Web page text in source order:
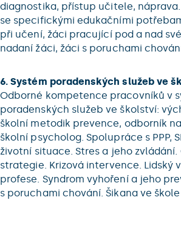
diagnostika, přístup učitele,
se specifickými edukačními
při učení, žáci pracující pod a nad
nadaní žáci, žáci s poruchami
6. Systém poradenských služeb ve
Odborné kompetence pracovníků v
poradenských služeb ve školství:
školní metodik prevence, odborník na
školní psycholog. Spolupráce s PPP,
životní situace. Stres a jeho zvládání.
strategie. Krizová intervence. Lidský
profese. Syndrom vyhoření a jeho
s poruchami chování. Šikana ve